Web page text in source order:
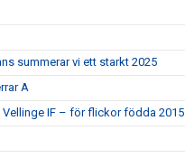
summerar vi ett starkt 2025
A
IF – för flickor födda 2015